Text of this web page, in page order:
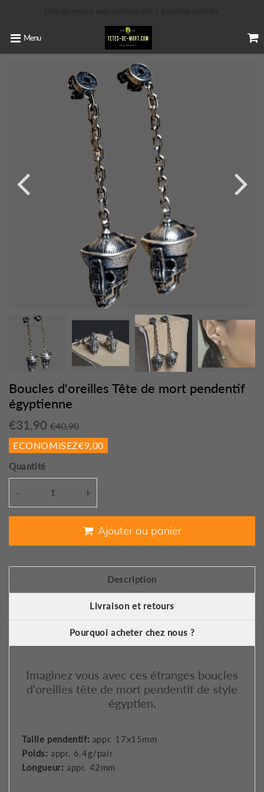
Menu
Boucles d'oreilles Tête de mort pendentif
égyptienne
€31,90 €40,90
régulier
réduit
Unit
price
ECONOMISEZ€9,00
Quantité
- +
Ajouter au panier
Description
Livraison et retours
Pourquoi acheter chez nous ?
Imaginez vous avec ces étranges boucles
d'oreilles tête de mort pendentif de style
égyptien.
Taille pendentif: appr. 17x15mm
Poids: appr. 6.4g/pair
Longueur: appr. 42mm